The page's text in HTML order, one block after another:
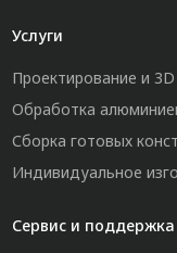
Услуги
Проектирование и
Обработка
Сборка готовых
Индивидуальное
Сервис и поддержка